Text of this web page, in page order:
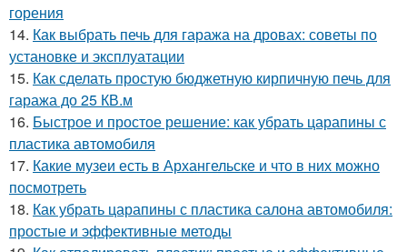
горения
14. Как выбрать печь для гаража на дровах: советы по
установке и эксплуатации
15. Как сделать простую бюджетную кирпичную печь для
гаража до 25 КВ.м
16. Быстрое и простое решение: как убрать царапины с
пластика автомобиля
17. Какие музеи есть в Архангельске и что в них можно
посмотреть
18. Как убрать царапины с пластика салона автомобиля:
простые и эффективные методы